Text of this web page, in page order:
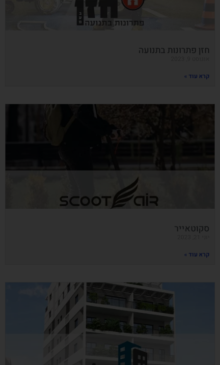
חזן פתרונות בתנועה
קרא עוד »
סקוטאייר
קרא עוד »